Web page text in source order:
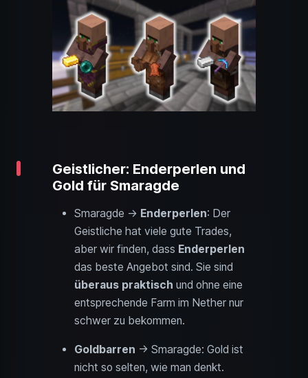
Geistlicher: Enderperlen und
Gold für Smaragde
Smaragde → Enderperlen: Der
Geistliche hat viele gute Trades,
aber wir finden, dass Enderperlen
das beste Angebot sind. Sie sind
überaus praktisch und ohne eine
entsprechende Farm im Nether nur
schwer zu bekommen.
Goldbarren → Smaragde: Gold ist
nicht so selten, wie man denkt.